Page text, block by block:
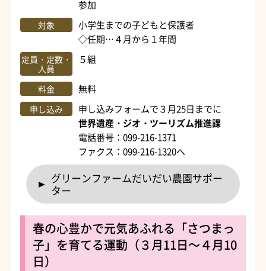
参加
対象
小学生までの子どもと保護者
◇任期…４月から１年間
定員・定数・
人員
５組
料金 無料
申し込み
申し込みフォームで３月25日までに
世界遺産・ジオ・ツーリズム推進課
電話番号：099-216-1371
ファクス：099-216-1320へ
グリーンファームだいだい農園サポー
ター
春の心豊かで元気あふれる「さつまっ
子」を育てる運動（３月11日～４月10
日）